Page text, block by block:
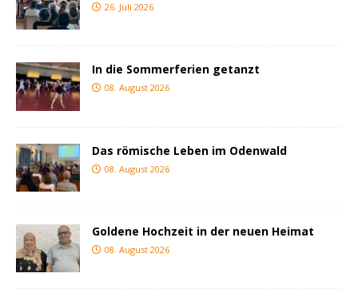
26. Juli 2026
In die Sommerferien getanzt
08. August 2026
Das römische Leben im Odenwald
08. August 2026
Goldene Hochzeit in der neuen Heimat
08. August 2026